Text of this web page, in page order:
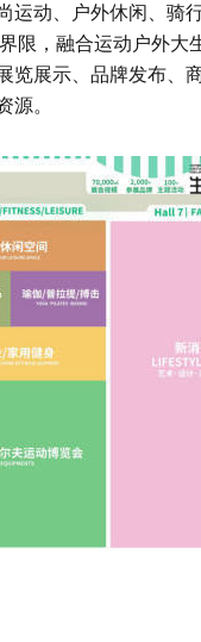
运动、户外休闲、骑
限，融合运动户外大
览展示、品牌发布、
源。